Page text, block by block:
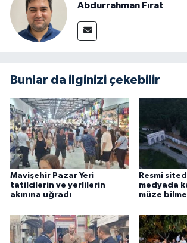
Abdurrahman Fırat
Bunlar da ilginizi çekebilir
Mavişehir Pazar Yeri
tatilcilerin ve yerlilerin
akınına uğradı
Resmi
medyada
müze